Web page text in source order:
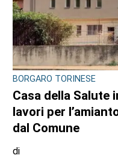
BORGARO TORINESE
Casa della Salute
lavori per
dal Comune
di